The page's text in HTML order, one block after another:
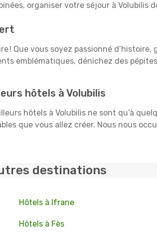
organiser votre séjour à Volubilis
! Que vous soyez passionné
emblématiques, dénichez des
hôtels à Volubilis
hôtels à Volubilis ne sont qu’à
que vous allez créer. Nous nous
destinations
Hôtels à Ifrane
Hôtels à Fès